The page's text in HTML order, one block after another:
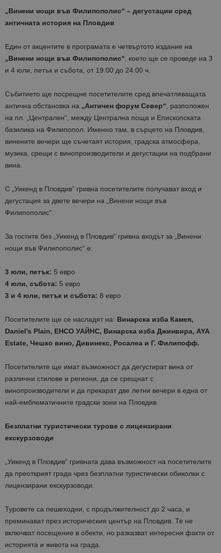
„Винени нощи във Филипополис“ – дегустации сред
античната история на Пловдив
Един от акцентите в програмата е четвъртото издание на
„Винени нощи във Филипополис“ , което ще се проведе на 3
и 4 юли, петък и събота, от 19:00 до 24:00 ч.
Събитието ще посрещне посетителите сред впечатляващата
антична обстановка на „Античен форум Север“ , разположен
на пл. „Централен“, между Централна поща и Епископската
базилика на Филипопол. Именно там, в сърцето на Пловдив,
винените вечери ще съчетаят история, градска атмосфера,
музика, срещи с винопроизводители и дегустации на подбрани
вина.
С „Уикенд в Пловдив“ гривна посетителите получават вход и
дегустация за двете вечери на „Винени нощи във
Филипополис“.
За гостите без „Уикенд в Пловдив“ гривна входът за „Винени
нощи във Филипополис“ е:
3 юли, петък: 5 евро
4 юли, събота: 5 евро
3 и 4 юли, петък и събота: 8 евро
Посетителите ще се насладят на: Винарска изба Камея,
Daniel’s Plain, ЕНСО УАЙНС, Винарска изба Джинвира, AYA
Estate, Чешко вино, Дивинекс, Росалеа и Г. Филипофф.
Посетителите ще имат възможност да дегустират вина от
различни стилове и региони, да се срещнат с
винопроизводители и да прекарат две летни вечери в една от
най-емблематичните градски зони на Пловдив.
Безплатни туристически турове с лицензирани
екскурзоводи
„Уикенд в Пловдив“ гривната дава възможност на посетителите
да преоткрият града чрез безплатни туристически обиколки с
лицензирани екскурзоводи.
Туровете са пешеходни, с продължителност до 2 часа, и
преминават през историческия център на Пловдив. Те не
включват посещение в обекти, но разказват интересни факти от
историята и живота на града.